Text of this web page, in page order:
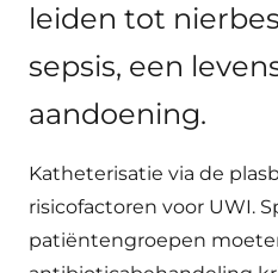
leiden tot
sepsis, een
aandoening.
Katheterisatie via de
risicofactoren voor UWI.
patiëntengroepen